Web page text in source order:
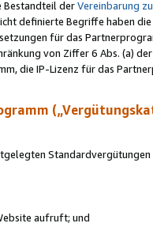
Bestandteil derVereinbarung
definierte Begriffe haben
für das
von Ziffer 6 Abs. (a)
die IP-Lizenz für das
aufruft; und